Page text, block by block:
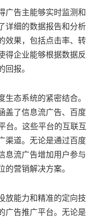
广告主能够实时监测和
详细的数据报告和分析
效果，包括点击率、转
得企业能够根据数据反
报。
态系统的紧密结合。
盖了信息流广告、百度
台。这些平台的互联互
渠道。无论是通过百度
息流广告增加用户参与
营销解决方案。
放能力和精准的定向技
广告推广平台。无论是